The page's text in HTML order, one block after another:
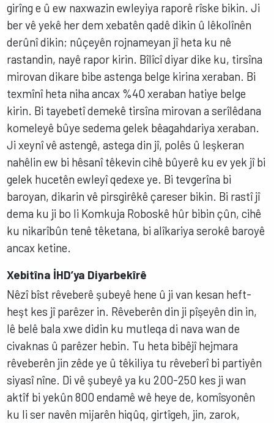
girîng e û ew naxwazin ewleyiya raporê rîske bikin. Ji
ber vê yekê her dem xebatên qadê dikin û lêkolînên
derûnî dikin; nûçeyên rojnameyan jî heta ku nê
rastandin, nayê rapor kirin. Bîlîcî diyar dike ku, tirsîna
mirovan dikare bibe astenga belge kirina xeraban. Bi
texmînî heta niha ancax %40 xeraban hatiye belge
kirin. Bi tayebetî demekê tirsîna mirovan a serîlêdana
komeleyê bûye sedema gelek bêagahdariya xeraban.
Ji xeynî vê astengê, astega din jî, polês û leşkeran
nahêlin ew bi hêsanî têkevin cihê bûyerê ku ev yek jî bi
gelek hucetên ewleyî qedexe ye. Bi tevgerîna bi
baroyan, dikarin vê pirsgirêkê çareser bikin. Bi rastî jî
dema ku ji bo li Komkuja Roboskê hûr bibin çûn, cihê
ku nikarîbûn tenê têketana, bi alîkariya serokê baroyê
ancax ketine.
Xebitîna İHD’ya Diyarbekîrê
Nêzî bîst rêveberê şubeyê hene û ji van kesan heft-
heşt kes jî parêzer in. Rêveberên din ji pîşeyên din in,
lê belê bala xwe didin ku mutleqa di nava wan de
civaknas û parêzer hebin. Tu heta bibêjî hejmara
rêveberên jin zêde ye û têkiliya tu rêveberî bi partiyên
siyasî nîne. Di vê şubeyê ya ku 200-250 kes ji wan
aktîf bi yekûn 800 endamê wê heye de, komîsyonên
ku li ser navên mijarên hiqûq, girtîgeh, jin, zarok,